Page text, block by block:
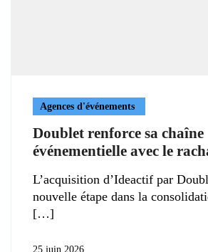
Agences d'événements
Doublet renforce sa chaîne
événementielle avec le
L’acquisition d’Ideactif par
nouvelle étape dans la
25 juin 2026